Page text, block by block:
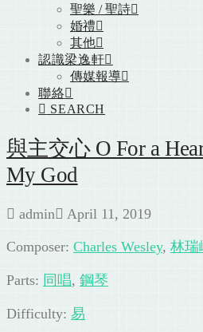
聖樂 / 聖詩
婚禮
其他
認識梁逸軒
傳媒報導
聯絡
SEARCH
與主交心 O For a
My God
admin April 11, 2019
Composer: Charles Wesley, 林瑞
Parts: 同唱, 鋼琴
Difficulty: 易